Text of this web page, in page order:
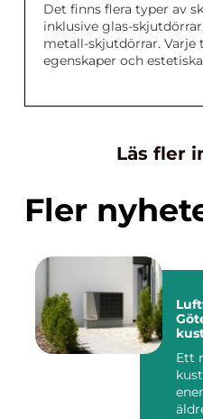
Det finns flera typer av
inklusive glas-
metall-skjutdörrar. Varje
egenskaper och
Läs fler
Fler
Ett